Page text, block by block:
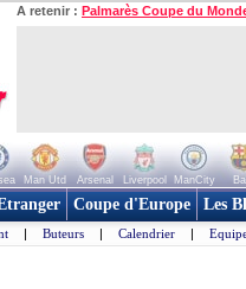
A retenir : Palmarès Coupe du
Man Utd Arsenal Liverpool ManCity
Coupe d'Europe Les
| Buteurs | Calendrier |